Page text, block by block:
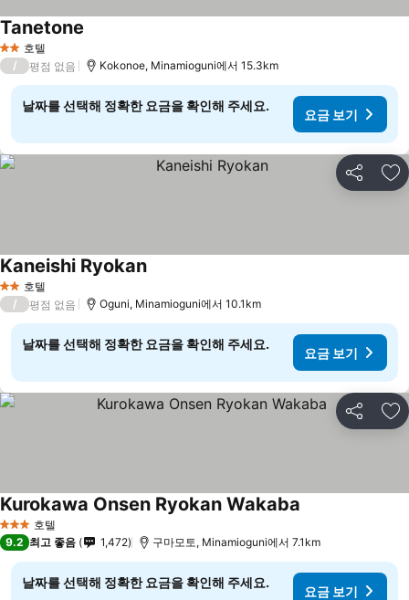
2 성급호텔
Tanetone
/ 평점 없음 Kokonoe, Minamioguni에서 15.3km
날짜를 선택해 정확한 요금을 확인해 주세요.
요금 보기
공유 즐
2 성급호텔
Kaneishi Ryokan
/ 평점 없음 Oguni, Minamioguni에서 10.1km
날짜를 선택해 정확한 요금을 확인해 주세요.
요금 보기
공유 즐
3 성급 호텔
Kurokawa Onsen Ryokan Wakaba
9.2 최고 좋음 1,472 구마모토, Minamioguni에서 7.1km
날짜를 선택해 정확한 요금을 확인해 주세요.
요금 보기